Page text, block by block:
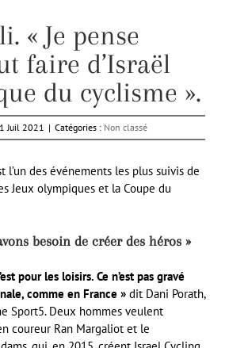
« Je pense
faire d’Israël
du cyclisme ».
Juil 2021 | Catégories : Non classé
l’un des événements les plus suivis de
Jeux olympiques et la Coupe du
besoin de créer des héros »
pour les loisirs. Ce n’est pas gravé
comme en France » dit Dani Porath,
Sport5. Deux hommes veulent
coureur Ran Margaliot et le